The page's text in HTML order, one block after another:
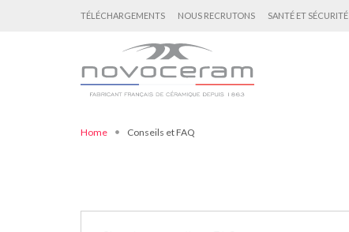
TÉLÉCHARGEMENTS NOUS RECRUTONS SANTÉ ET SÉCURITÉ
Home Conseils et FAQ